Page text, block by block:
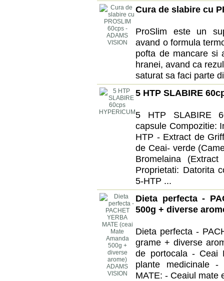
Cura de slabire cu
ProSlim este un
avand o formula
pofta de mancare si
hranei, avand ca
saturat sa faci parte
5 HTP SLABIRE
5 HTP SLABIRE
capsule Compozitie:
HTP - Extract de
de Ceai- verde
Bromelaina
Proprietati: Datorita
5-HTP ...
Dieta perfecta -
500g + diverse
Dieta perfecta -
grame + diverse
de portocala - Ceai
plante medicinale
MATE: - Ceaiul mate